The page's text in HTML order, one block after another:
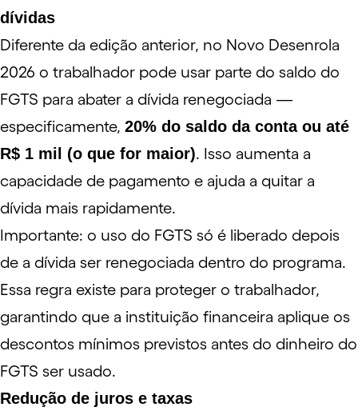
dívidas
Diferente da edição anterior, no Novo Desenrola
2026 o trabalhador pode usar parte do saldo do
FGTS para abater a dívida renegociada —
especificamente, 20% do saldo da conta ou até
R$ 1 mil (o que for maior). Isso aumenta a
capacidade de pagamento e ajuda a quitar a
dívida mais rapidamente.
Importante: o uso do FGTS só é liberado depois
de a dívida ser renegociada dentro do programa.
Essa regra existe para proteger o trabalhador,
garantindo que a instituição financeira aplique os
descontos mínimos previstos antes do dinheiro do
FGTS ser usado.
Redução de juros e taxas